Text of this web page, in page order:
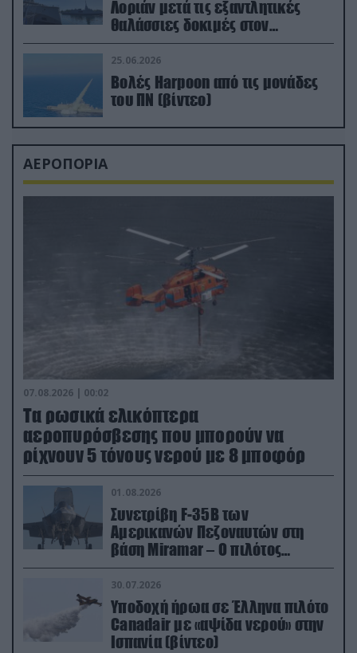
Λοριάν μετά τις εξαντλητικές
θαλάσσιες δοκιμές στον
απαιτητικό Βισκαϊκό
25.06.2026
Βολές Harpoon από τις μονάδες
του ΠΝ (βίντεο)
ΑΕΡΟΠΟΡΙΑ
07.08.2026 | 00:02
Τα ρωσικά ελικόπτερα
αεροπυρόσβεσης που μπορούν να
ρίχνουν 5 τόνους νερού με 8 μποφόρ
01.08.2026
Συνετρίβη F-35B των
Αμερικανών Πεζοναυτών στη
βάση Miramar – Ο πιλότος
εκτινάχθηκε εγκαίρως
30.07.2026
Υποδοχή ήρωα σε Έλληνα πιλότο
Canadair με «αψίδα νερού» στην
Ισπανία (βίντεο)